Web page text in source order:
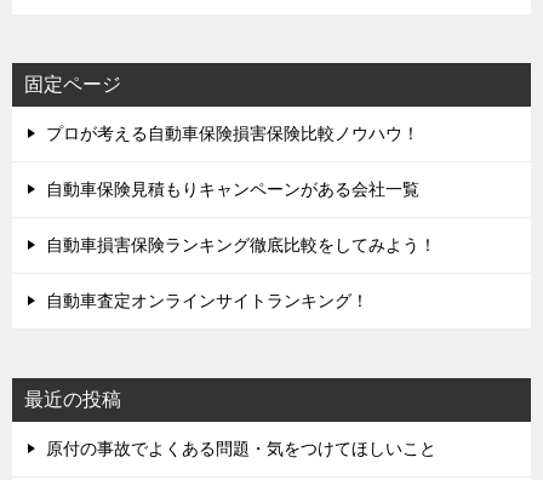
固定ページ
プロが考える自動車保険損害保険比較ノウハウ！
自動車保険見積もりキャンペーンがある会社一覧
自動車損害保険ランキング徹底比較をしてみよう！
自動車査定オンラインサイトランキング！
最近の投稿
原付の事故でよくある問題・気をつけてほしいこと